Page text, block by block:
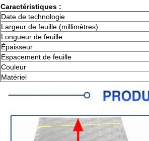
Caractéristiques :
Date de technologie
Largeur de feuille (millimètres)
Longueur de feuille
Épaisseur
Espacement de feuille
Couleur
Matériel